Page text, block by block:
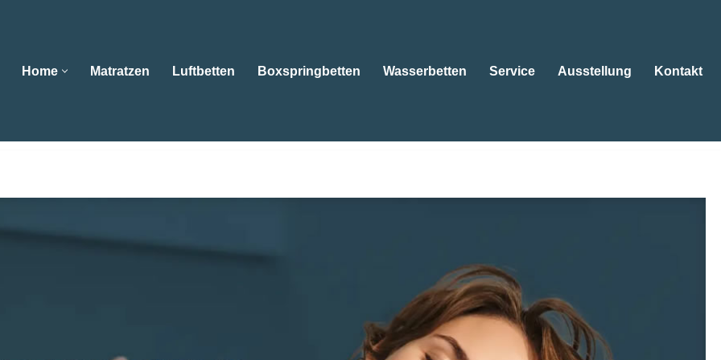
Home Matratzen Luftbetten Boxspringbetten Wasserbetten Service Ausstellung Kontakt
Ebert als auch 😴Matratzen, Wasserbetten, Boxspringbetten, Kissen. Gleich bei Bettenfachgeschäft Ebert
als auch 😴Kissen in 75394 Oberreichenbach, Ihr Schlafberater. Wir erwarten Sie ✉.